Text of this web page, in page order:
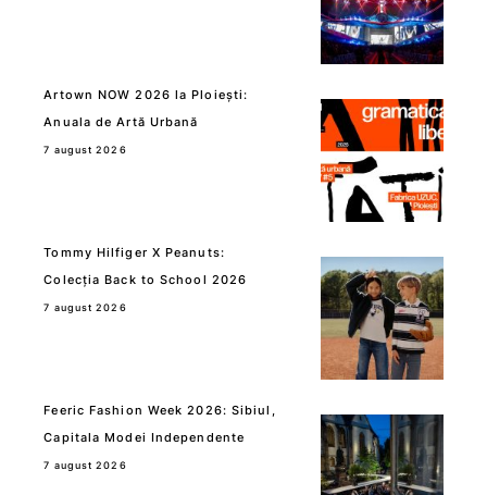
Artown NOW 2026 la Ploiești:
Anuala de Artă Urbană
7 august 2026
Tommy Hilfiger X Peanuts:
Colecția Back to School 2026
7 august 2026
Feeric Fashion Week 2026: Sibiul,
Capitala Modei Independente
7 august 2026